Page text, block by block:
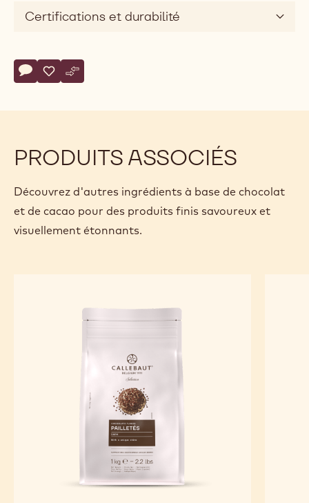
Certifications et durabilité
Actions
Écrire un commentaire
- Callebaut Selection - Dark Chocolate Pailletés - 5kg
Sauvegarder
- Callebaut Selection - Dark Chocolate Pailletés - 5kg
Comparer
- Callebaut Selection - Dark Chocolate Pailletés -
PRODUITS ASSOCIÉS
Découvrez d'autres ingrédients à base de chocolat
et de cacao pour des produits finis savoureux et
visuellement étonnants.